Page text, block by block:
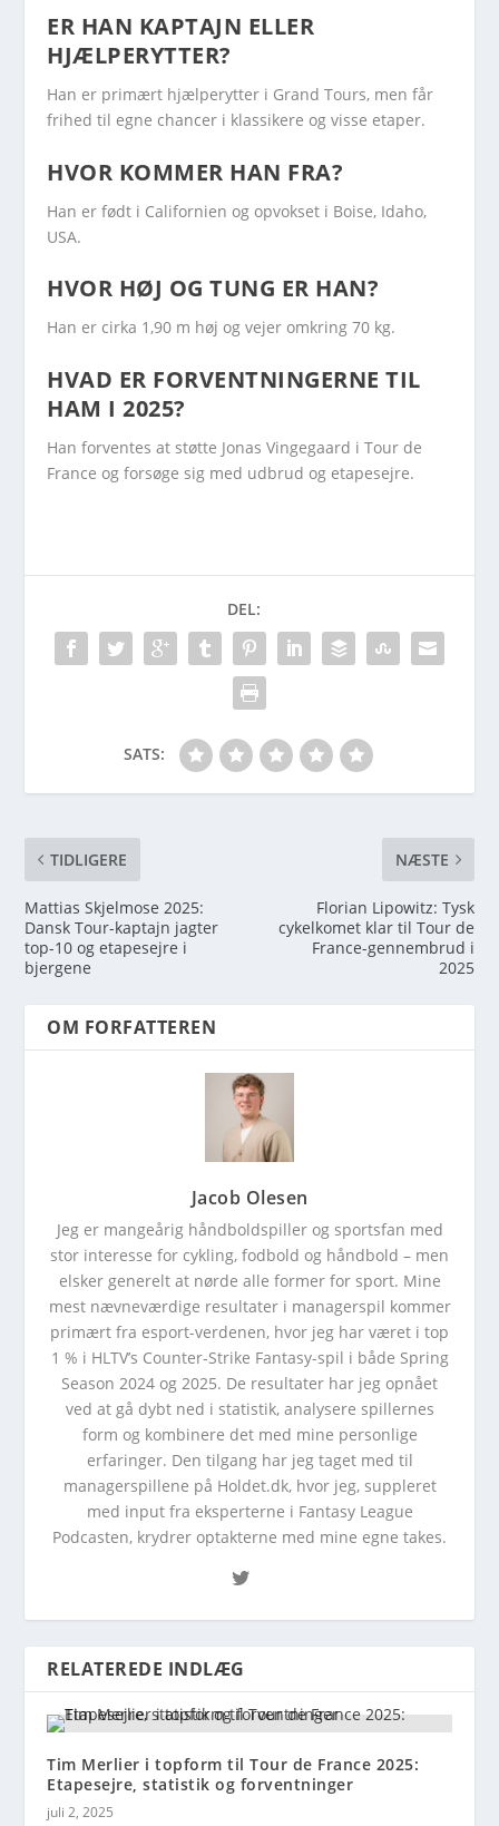
ER HAN KAPTAJN ELLER
HJÆLPERYTTER?
Han er primært hjælperytter i Grand Tours, men får
frihed til egne chancer i klassikere og visse etaper.
HVOR KOMMER HAN FRA?
Han er født i Californien og opvokset i Boise, Idaho,
USA.
HVOR HØJ OG TUNG ER HAN?
Han er cirka 1,90 m høj og vejer omkring 70 kg.
HVAD ER FORVENTNINGERNE TIL
HAM I 2025?
Han forventes at støtte Jonas Vingegaard i Tour de
France og forsøge sig med udbrud og etapesejre.
DEL:
SATS:
TIDLIGERE
Mattias Skjelmose 2025:
Dansk Tour-kaptajn jagter
top-10 og etapesejre i
bjergene
NÆSTE
Florian Lipowitz: Tysk
cykelkomet klar til Tour de
France-gennembrud i
2025
OM FORFATTEREN
Jacob Olesen
Jeg er mangeårig håndboldspiller og sportsfan med
stor interesse for cykling, fodbold og håndbold – men
elsker generelt at nørde alle former for sport. Mine
mest nævneværdige resultater i managerspil kommer
primært fra esport-verdenen, hvor jeg har været i top
1 % i HLTV’s Counter-Strike Fantasy-spil i både Spring
Season 2024 og 2025. De resultater har jeg opnået
ved at gå dybt ned i statistik, analysere spillernes
form og kombinere det med mine personlige
erfaringer. Den tilgang har jeg taget med til
managerspillene på Holdet.dk, hvor jeg, suppleret
med input fra eksperterne i Fantasy League
Podcasten, krydrer optakterne med mine egne takes.
RELATEREDE INDLÆG
Tim Merlier i topform til Tour de France 2025:
Etapesejre, statistik og forventninger
juli 2, 2025